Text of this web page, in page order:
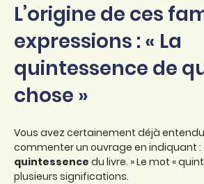
L’origine de ces
expressions : « La
quintessence de
chose »
Vous avez certainement déjà
commenter un ouvrage en indiquant :
quintessence du livre. » Le mot «
plusieurs significations.